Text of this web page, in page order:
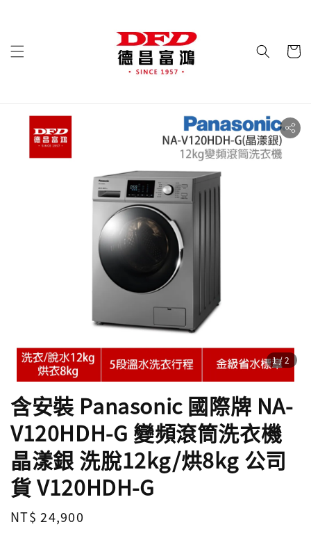
1/2
含安裝 Panasonic 國際牌 NA-
V120HDH-G 變頻滾筒洗衣機
晶漾銀 洗脫12kg/烘8kg 公司
貨 V120HDH-G
Regular
NT$ 24,900